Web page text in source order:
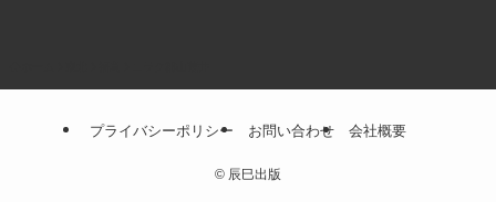
プライバシーポリシー お問い合わせ 会社概要
© 辰巳出版